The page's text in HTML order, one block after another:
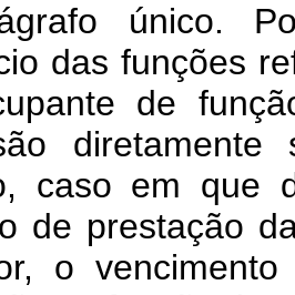
único.
das funções
de
caso em que
de prestação
o